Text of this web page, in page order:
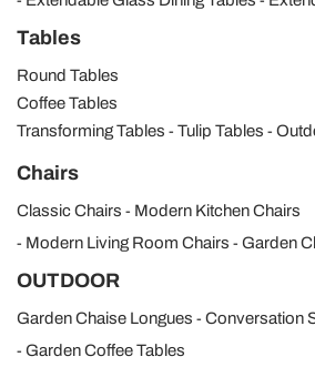
Tables
Round Tables
Coffee Tables
Transforming Tables
Tulip Tables
Chairs
Classic Chairs
Modern Kitchen Chairs
Modern Living Room Chairs
Garden
OUTDOOR
Garden Chaise Longues Conversation
Garden Coffee Tables